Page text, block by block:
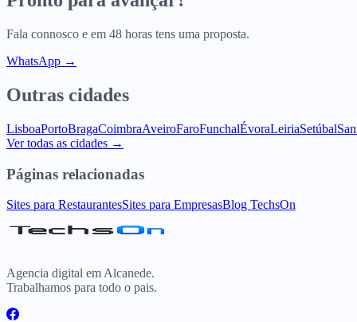
Fala connosco e em 48 horas tens uma proposta.
WhatsApp →
Outras cidades
LisboaPortoBragaCoimbraAveiroFaroFunchalÉvoraLeiriaSetúbal
Ver todas as cidades →
Páginas relacionadas
Sites para RestaurantesSites para EmpresasBlog TechsOn
Agencia digital em Alcanede.
Trabalhamos para todo o pais.